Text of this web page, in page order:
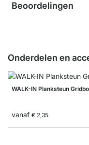
Beoordelingen
Onderdelen en
WALK-IN Planksteun
vanaf € 2,35